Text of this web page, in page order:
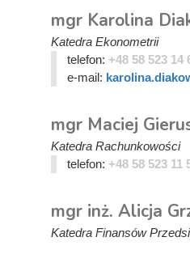
mgr Karolina
Katedra Ekonometrii
telefon: +48 58 523 14
e-mail:
mgr Maciej
Katedra Rachunkowości
telefon: +48 58 523 11
mgr inż. Alicja
Katedra Finansów